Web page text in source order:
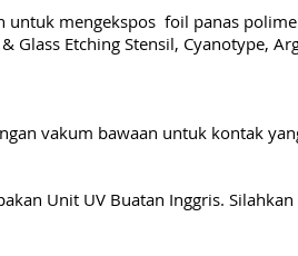
untuk mengekspos foil panas
Glass Etching Stensil, Cyanotype,
vakum bawaan untuk kontak
Unit UV Buatan Inggris. Silahkan